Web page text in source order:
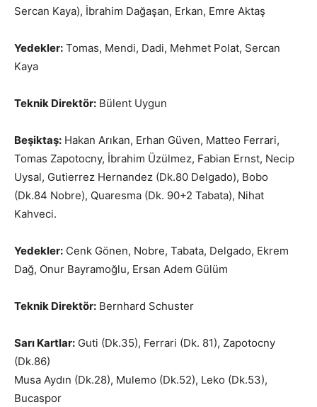
Sercan Kaya), İbrahim Dağaşan, Erkan, Emre Aktaş
Yedekler: Tomas, Mendi, Dadi, Mehmet Polat, Sercan
Kaya
Teknik Direktör: Bülent Uygun
Beşiktaş: Hakan Arıkan, Erhan Güven, Matteo Ferrari,
Tomas Zapotocny, İbrahim Üzülmez, Fabian Ernst, Necip
Uysal, Gutierrez Hernandez (Dk.80 Delgado), Bobo
(Dk.84 Nobre), Quaresma (Dk. 90+2 Tabata), Nihat
Kahveci.
Yedekler: Cenk Gönen, Nobre, Tabata, Delgado, Ekrem
Dağ, Onur Bayramoğlu, Ersan Adem Gülüm
Teknik Direktör: Bernhard Schuster
Sarı Kartlar: Guti (Dk.35), Ferrari (Dk. 81), Zapotocny
(Dk.86)
Musa Aydın (Dk.28), Mulemo (Dk.52), Leko (Dk.53),
Bucaspor